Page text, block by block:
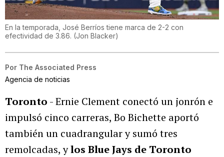
En la temporada, José Berríos tiene marca de 2-2 con
efectividad de 3.86. (Jon Blacker)
Por The Associated Press
Agencia de noticias
Toronto - Ernie Clement conectó un jonrón e
impulsó cinco carreras, Bo Bichette aportó
también un cuadrangular y sumó tres
remolcadas, ylos Blue Jays de Toronto